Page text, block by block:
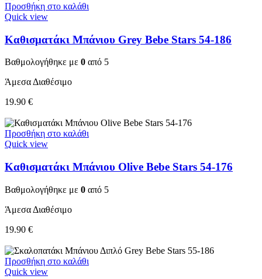
Προσθήκη στο καλάθι
Quick view
Καθισματάκι Μπάνιου Grey Bebe Stars 54-186
Βαθμολογήθηκε με 0 από 5
Άμεσα Διαθέσιμο
19.90 €
Προσθήκη στο καλάθι
Quick view
Καθισματάκι Μπάνιου Olive Bebe Stars 54-176
Βαθμολογήθηκε με 0 από 5
Άμεσα Διαθέσιμο
19.90 €
Προσθήκη στο καλάθι
Quick view